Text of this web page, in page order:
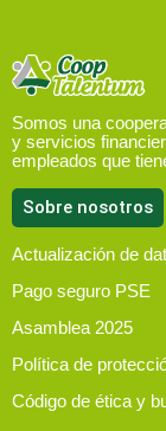
Somos una
y servicios
empleados que
Sobre nosotros
Actualización de
Pago seguro PSE
Asamblea 2025
Política de
Código de ética y